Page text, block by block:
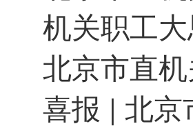
机关职工大思
北京市直机
喜报 | 北